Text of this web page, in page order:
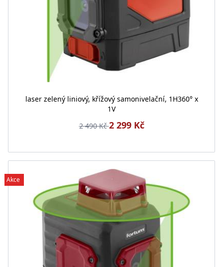
laser zelený liniový, křížový samonivelační, 1H360° x
1V
2 490 Kč2 299 Kč
Akce